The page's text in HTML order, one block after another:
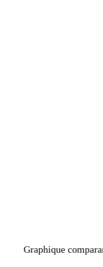
Graphique